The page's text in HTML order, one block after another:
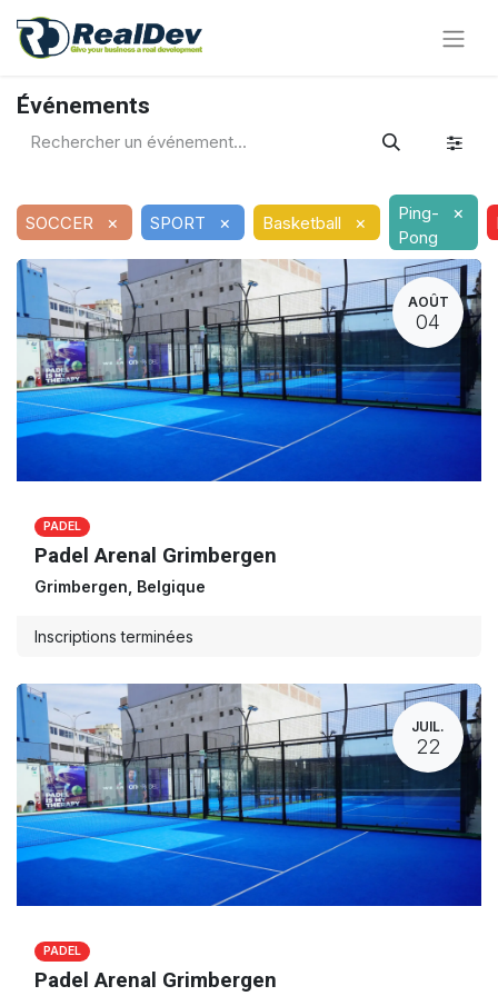
Événements
SOCCER × SPORT × Basketball ×
Ping-
Pong
×
AOÛT
04
PADEL
Padel Arenal Grimbergen
Grimbergen Belgique
Inscriptions terminées
JUIL.
22
PADEL
Padel Arenal Grimbergen